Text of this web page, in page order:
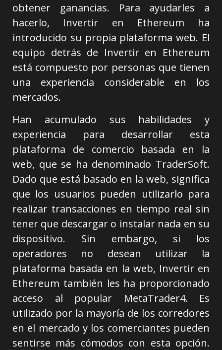
obtener ganancias. Para ayudarles a
hacerlo, Invertir en Ethereum ha
introducido su propia plataforma web. El
equipo detrás de Invertir en Ethereum
está compuesto por personas que tienen
una experiencia considerable en los
mercados.
Han acumulado sus habilidades y
experiencia para desarrollar esta
plataforma de comercio basada en la
web, que se ha denominado TraderSoft.
Dado que está basado en la web, significa
que los usuarios pueden utilizarlo para
realizar transacciones en tiempo real sin
tener que descargar o instalar nada en su
dispositivo. Sin embargo, si los
operadores no desean utilizar la
plataforma basada en la web, Invertir en
Ethereum también les ha proporcionado
acceso al popular MetaTrader4. Es
utilizado por la mayoría de los corredores
en el mercado y los comerciantes pueden
sentirse más cómodos con esta opción.